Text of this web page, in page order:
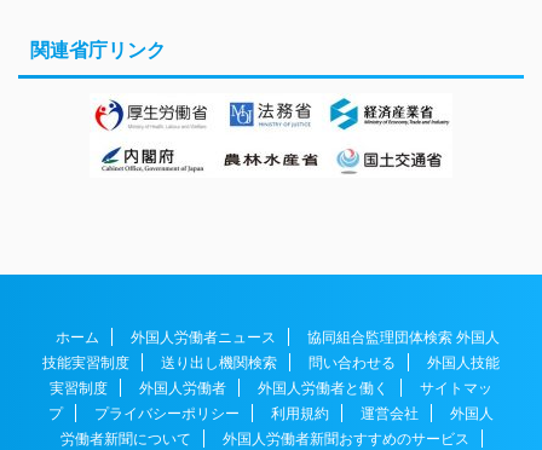
関連省庁リンク
ホーム 外国人労働者ニュース
協同組合監理団体検索 外国人
技能実習制度
送り出し機関検索 問い合わせる
外国人技能
実習制度
外国人労働者 外国人労働者と働く
サイトマッ
プ
プライバシーポリシー 利用規約 運営会社
外国人
労働者新聞について
外国人労働者新聞おすすめのサービス